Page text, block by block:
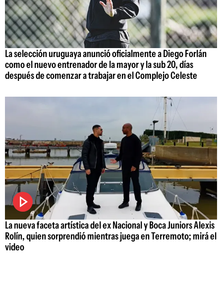
La selección uruguaya anunció oficialmente a Diego Forlán
como el nuevo entrenador de la mayor y la sub 20, días
después de comenzar a trabajar en el Complejo Celeste
La nueva faceta artística del ex Nacional y Boca Juniors Alexis
Rolín, quien sorprendió mientras juega en Terremoto; mirá el
video